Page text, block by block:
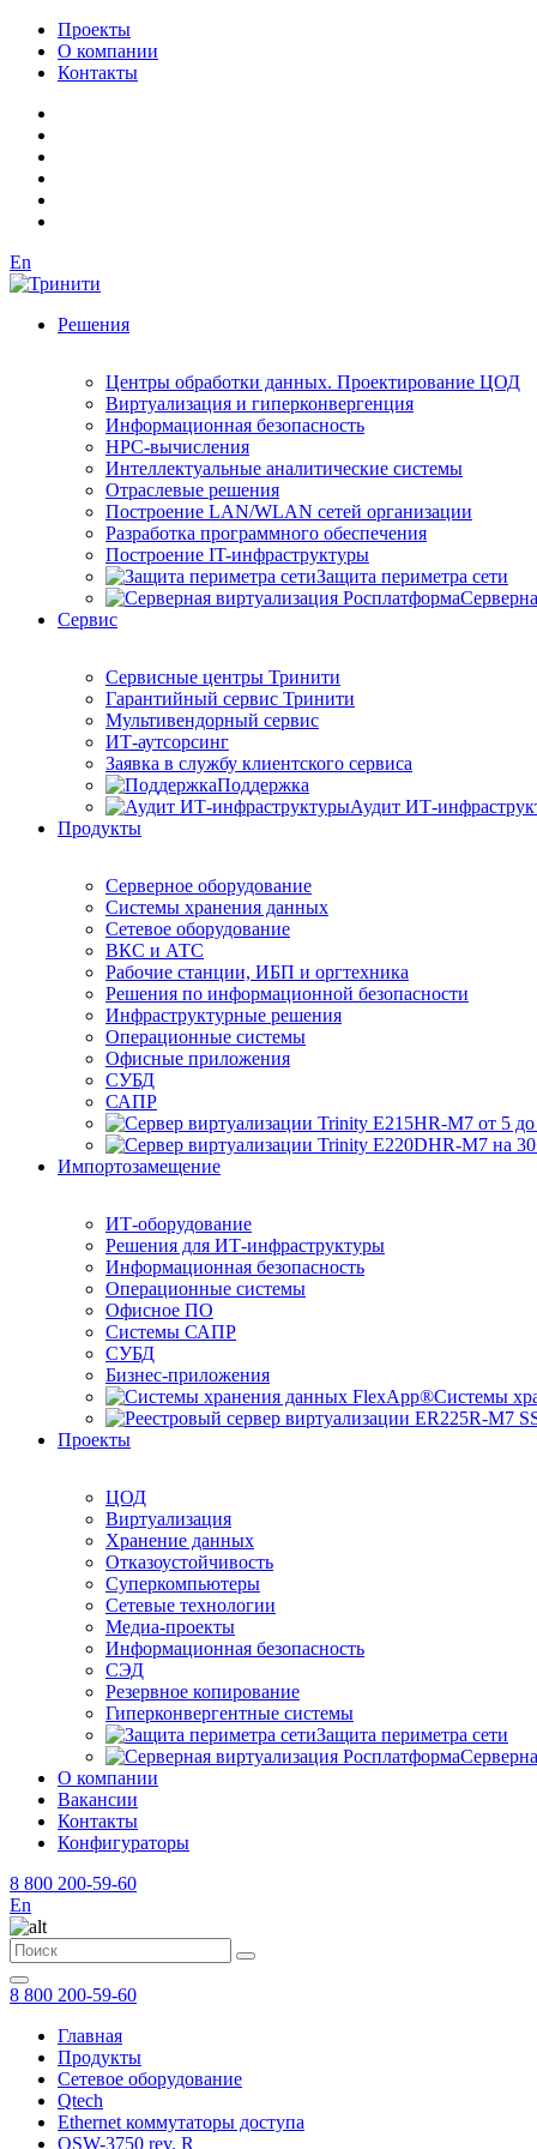
Проекты
О компании
Контакты
En
Решения
Центры обработки данных. Проектирование ЦОД
Виртуализация и гиперконвергенция
Информационная безопасность
HPC-вычисления
Интеллектуальные аналитические системы
Отраслевые решения
Построение LAN/WLAN сетей организации
Разработка программного обеспечения
Построение IT-инфраструктуры
Защита периметра сети
Сервис
Сервисные центры Тринити
Гарантийный сервис Тринити
Мультивендорный сервис
ИТ-аутсорсинг
Заявка в службу клиентского сервиса
Поддержка
Аудит ИТ-
Продукты
Серверное оборудование
Системы хранения данных
Сетевое оборудование
ВКС и АТС
Рабочие станции, ИБП и оргтехника
Решения по информационной безопасности
Инфраструктурные решения
Операционные системы
Офисные приложения
СУБД
САПР
Импортозамещение
ИТ-оборудование
Решения для ИТ-инфраструктуры
Информационная безопасность
Операционные системы
Офисное ПО
Системы САПР
СУБД
Бизнес-приложения
Системы
Проекты
ЦОД
Виртуализация
Хранение данных
Отказоустойчивость
Суперкомпьютеры
Сетевые технологии
Медиа-проекты
Информационная безопасность
СЭД
Резервное копирование
Гиперконвергентные системы
Защита периметра сети
О компании
Вакансии
Контакты
Конфигураторы
8 800 200-59-60
En
8 800 200-59-60
Главная
Продукты
Сетевое оборудование
Qtech
Ethernet коммутаторы доступа
QSW-3750 rev. R